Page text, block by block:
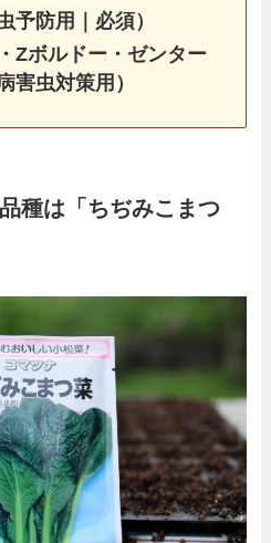
予防用｜必須）
Zボルドー・ゼンター
害虫対策用）
種は「ちぢみこまつ